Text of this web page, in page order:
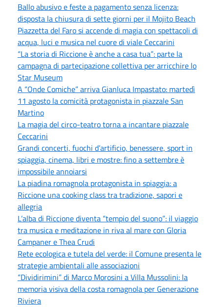
Ballo abusivo e feste a pagamento senza licenza:
disposta la chiusura di sette giorni per il Mojito Beach
Piazzetta del Faro si accende di magia con spettacoli di
acqua, luci e musica nel cuore di viale Ceccarini
“La storia di Riccione è anche a casa tua”: parte la
campagna di partecipazione collettiva per arricchire lo
Star Museum
A “Onde Comiche” arriva Gianluca Impastato: martedì
11 agosto la comicità protagonista in piazzale San
Martino
La magia del circo-teatro torna a incantare piazzale
Ceccarini
Grandi concerti, fuochi d’artificio, benessere, sport in
spiaggia, cinema, libri e mostre: fino a settembre è
impossibile annoiarsi
La piadina romagnola protagonista in spiaggia: a
Riccione una cooking class tra tradizione, sapori e
allegria
L’alba di Riccione diventa “tempio del suono”: il viaggio
tra musica e meditazione in riva al mare con Gloria
Campaner e Thea Crudi
Rete ecologica e tutela del verde: il Comune presenta le
strategie ambientali alle associazioni
“Dividirimini” di Marco Morosini a Villa Mussolini: la
memoria visiva della costa romagnola per Generazione
Riviera